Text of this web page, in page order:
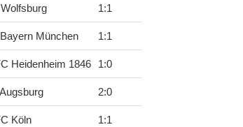
1:1
München 1:1
Heidenheim 1846 1:0
2:0
Köln 1:1